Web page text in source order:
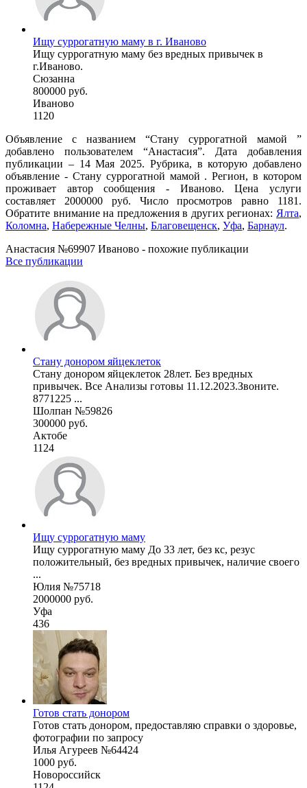
Ищу суррогатную маму в г. Иваново
Ищу суррогатную маму без вредных привычек в
г.Иваново.
Сюзанна
800000 руб.
Иваново
1120
Объявление с названием “Стану суррогатной мамой ”
добавлено пользователем “Анастасия”. Дата добавления
публикации – 14 Мая 2025. Рубрика, в которую добавлено
объявление - Cтану суррогатной мамой . Регион, в котором
проживает автор сообщения - Иваново. Цена услуги
составляет 2000000 руб. Число просмотров равно 1181.
Обратите внимание на предложения в других регионах: Ялта,
Коломна, Набережные Челны, Благовещенск, Уфа, Барнаул.
Анастасия №69907 Иваново - похожие публикации
Все публикации
Стану донором яйцеклеток
Стану донором яйцеклеток 28лет. Без вредных
привычек. Все Анализы готовы 11.12.2023.Звоните.
8771225 ...
Шолпан №59826
300000 руб.
Актобе
1124
Ищу суррогатную маму
Ищу суррогатную маму До 33 лет, без кс, резус
положительный, без вредных привычек, наличие своего
...
Юлия №75718
2000000 руб.
Уфа
436
Готов стать донором
Готов стать донором, предоставляю справки о здоровье,
фотографии по запросу
Илья Агуреев №64424
1000 руб.
Новороссийск